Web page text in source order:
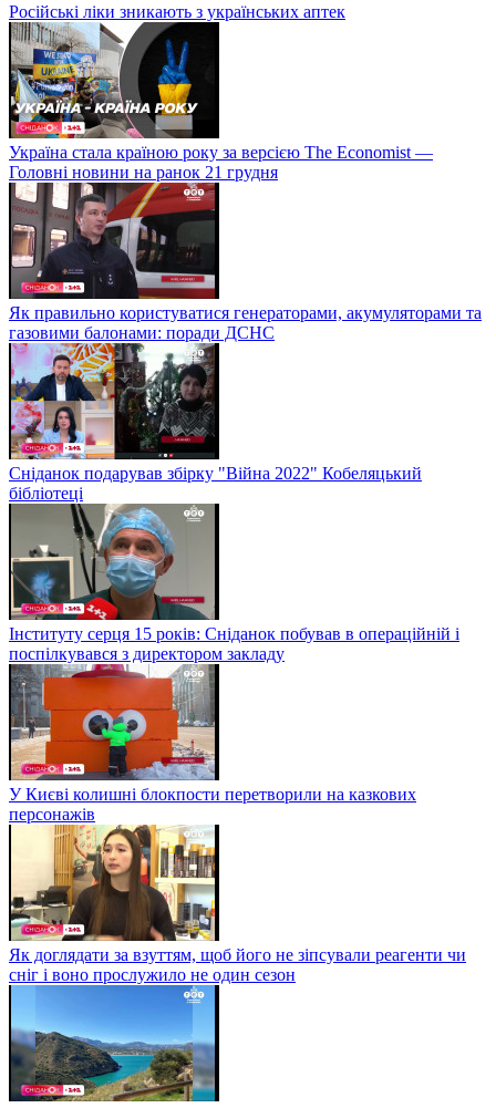
Російські ліки зникають з українських аптек
Україна стала країною року за версією The Economist —
Головні новини на ранок 21 грудня
Як правильно користуватися генераторами, акумуляторами та
газовими балонами: поради ДСНС
Сніданок подарував збірку "Війна 2022" Кобеляцький
бібліотеці
Інституту серця 15 років: Сніданок побував в операційній і
поспілкувався з директором закладу
У Києві колишні блокпости перетворили на казкових
персонажів
Як доглядати за взуттям, щоб його не зіпсували реагенти чи
сніг і воно прослужило не один сезон